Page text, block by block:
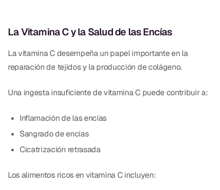
La Vitamina C y la Salud de las Encías
La vitamina C desempeña un papel importante en la
reparación de tejidos y la producción de colágeno.
Una ingesta insuficiente de vitamina C puede contribuir a:
Inflamación de las encías
Sangrado de encías
Cicatrización retrasada
Los alimentos ricos en vitamina C incluyen: